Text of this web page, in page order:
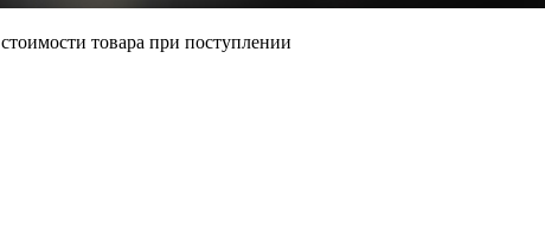
товара при поступлении